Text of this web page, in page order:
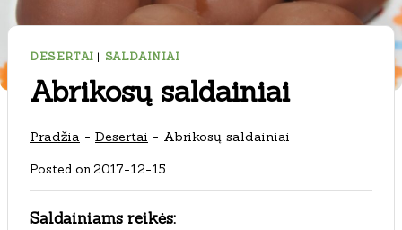
DESERTAI | SALDAINIAI
Abrikosų saldainiai
Pradžia - Desertai - Abrikosų saldainiai
Posted on2017-12-15
Saldainiams reikės: